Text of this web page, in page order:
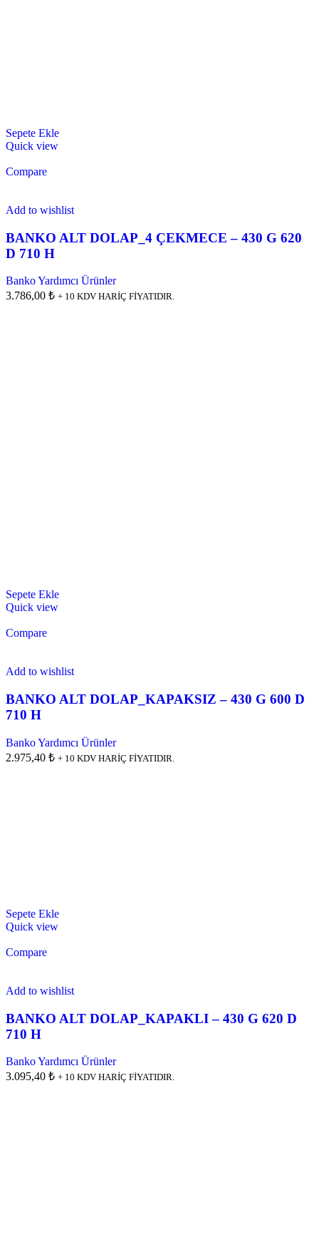
Sepete Ekle
Quick view
Compare
Add to wishlist
BANKO ALT DOLAP_4 ÇEKMECE – 430 G 620
D 710 H
Banko Yardımcı Ürünler
3.786,00 ₺ + 10 KDV HARİÇ FİYATIDIR.
Sepete Ekle
Quick view
Compare
Add to wishlist
BANKO ALT DOLAP_KAPAKSIZ – 430 G 600 D
710 H
Banko Yardımcı Ürünler
2.975,40 ₺ + 10 KDV HARİÇ FİYATIDIR.
Sepete Ekle
Quick view
Compare
Add to wishlist
BANKO ALT DOLAP_KAPAKLI – 430 G 620 D
710 H
Banko Yardımcı Ürünler
3.095,40 ₺ + 10 KDV HARİÇ FİYATIDIR.